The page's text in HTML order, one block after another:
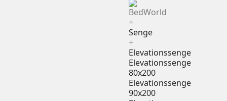
+
Senge
+
Elevationssenge
Elevationssenge
80x200
Elevationssenge
90x200